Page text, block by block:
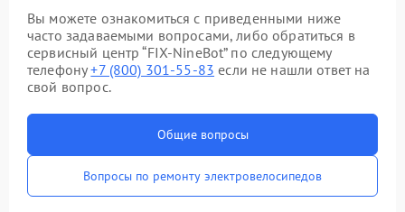
Вы можете ознакомиться с приведенными ниже
часто задаваемыми вопросами, либо обратиться в
сервисный центр “FIX-NineBot” по следующему
телефону+7 (800) 301-55-83 если не нашли ответ на
свой вопрос.
Общие вопросы
Вопросы по ремонту электровелосипедов